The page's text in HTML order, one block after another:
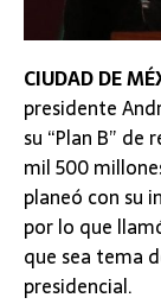
CIUDAD DE
presidente
su “Plan B”
mil 500
planeó con su
por lo que
que sea tema
presidencial.